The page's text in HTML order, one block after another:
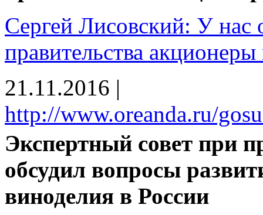
Сергей Лисовский: У нас
правительства
21.11.2016 |
http://www.oreanda.ru/
Экспертный совет при
обсудил вопросы
виноделия в России